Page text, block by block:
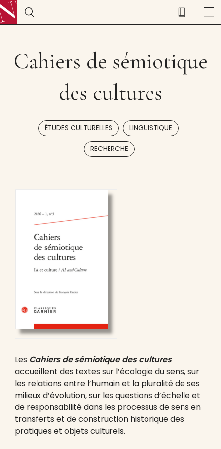
Cahiers de sémiotique
des cultures
ÉTUDES CULTURELLES LINGUISTIQUE
RECHERCHE
Les Cahiers de sémiotique des cultures
accueillent des textes sur l’écologie du sens, sur
les relations entre l’humain et la pluralité de ses
milieux d’évolution, sur les questions d’échelle et
de responsabilité dans les processus de sens en
transferts et de construction historique des
pratiques et objets culturels.